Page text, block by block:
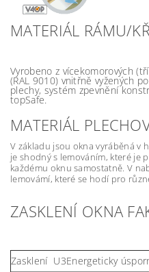
MATERIÁL RÁMU/
Vyrobeno z vícekomorových
(RAL 9010) vnitřně vyžených
plechy, systém zpevnění
topSafe.
MATERIÁL
V základu jsou okna vyráběná v
je shodný s lemováním, které je
každému oknu samostatně. V
lemovámí, které se hodí pro
ZASKLENÍ OKNA
Zasklení U3Energeticky